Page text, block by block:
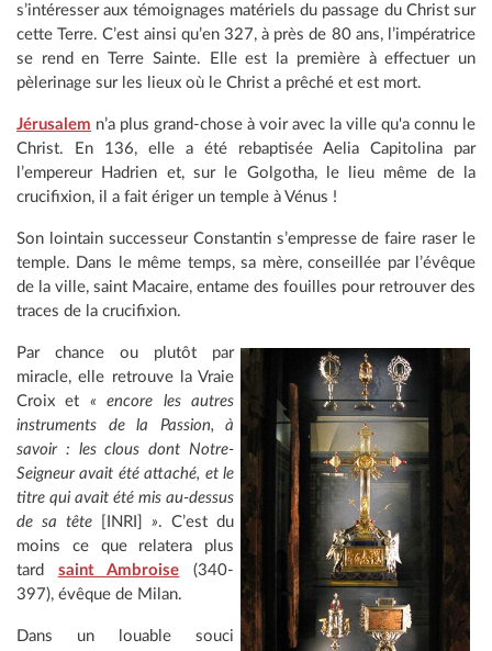
s’intéresser aux témoignages matériels du passage du Christ sur
cette Terre. C’est ainsi qu’en 327, à près de 80 ans, l’impératrice
se rend en Terre Sainte. Elle est la première à effectuer un
pèlerinage sur les lieux où le Christ a prêché et est mort.
Jérusalem n’a plus grand-chose à voir avec la ville qu'a connu le
Christ. En 136, elle a été rebaptisée Aelia Capitolina par
l’empereur Hadrien et, sur le Golgotha, le lieu même de la
crucifixion, il a fait ériger un temple à Vénus !
Son lointain successeur Constantin s’empresse de faire raser le
temple. Dans le même temps, sa mère, conseillée par l’évêque
de la ville, saint Macaire, entame des fouilles pour retrouver des
traces de la crucifixion.
Par chance ou plutôt par
miracle, elle retrouve la Vraie
Croix et « encore les autres
instruments de la Passion, à
savoir : les clous dont Notre-
Seigneur avait été attaché, et le
titre qui avait été mis au-dessus
de sa tête
[INRI] ». C’est du
moins ce que relatera plus
tard saint Ambroise (340-
397), évêque de Milan.
Dans un louable souci